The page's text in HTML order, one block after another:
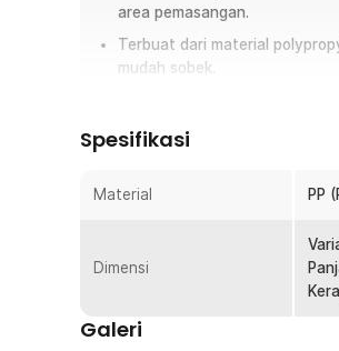
area pemasangan.
Terbuat dari material
mudah sobek.
Jaga kenyamanan dan kesehatan
jenis serangga tanpa mengurangi
Perlindungan Tanpa Zat Kimia
Spesifikasi
Material PP
Dimensi
Galeri